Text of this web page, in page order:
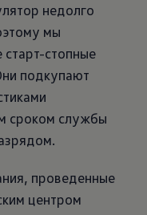
недолго
мы
старт-стопные
подкупают
сроком службы
проведенные
центром